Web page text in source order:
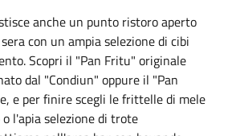
anche un punto ristoro aperto
con un ampia selezione di cibi
Scopri il "Pan Fritu" originale
dal "Condiun" oppure il "Pan
e per finire scegli le frittelle di mele
l'apia selezione di trote